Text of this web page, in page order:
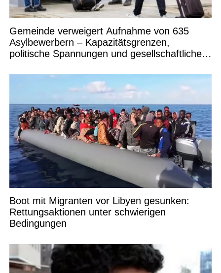
Gemeinde verweigert Aufnahme von 635
Asylbewerbern – Kapazitätsgrenzen,
politische Spannungen und gesellschaftliche
Boot mit Migranten vor Libyen gesunken:
Rettungsaktionen unter schwierigen
Bedingungen